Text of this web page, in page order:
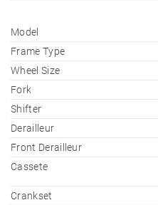
Model
Frame Type
Wheel Size
Fork
Shifter
Derailleur
Front Derailleur
Cassete
Crankset